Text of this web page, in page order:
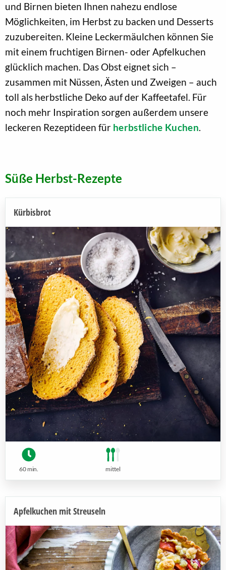
und Birnen bieten Ihnen nahezu endlose
Möglichkeiten, im Herbst zu backen und Desserts
zuzubereiten. Kleine Leckermäulchen können Sie
mit einem fruchtigen Birnen- oder Apfelkuchen
glücklich machen. Das Obst eignet sich –
zusammen mit Nüssen, Ästen und Zweigen – auch
toll als herbstliche Deko auf der Kaffeetafel. Für
noch mehr Inspiration sorgen außerdem unsere
leckeren Rezeptideen für herbstliche Kuchen.
Süße Herbst-Rezepte
Kürbisbrot
60 min. mittel
Apfelkuchen mit Streuseln